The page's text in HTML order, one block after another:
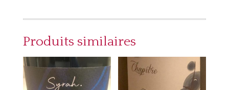
Produits similaires